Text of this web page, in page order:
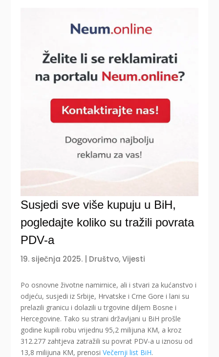
Susjedi sve više kupuju u BiH,
pogledajte koliko su tražili povrata
PDV-a
19. siječnja 2025. Društvo,Vijesti
Po osnovne životne namirnice, ali i stvari za kućanstvo i
odjeću, susjedi iz Srbije, Hrvatske i Crne Gore i lani su
prelazili granicu i dolazili u trgovine diljem Bosne i
Hercegovine. Tako su strani državljani u BiH prošle
godine kupili robu vrijednu 95,2 milijuna KM, a kroz
312.277 zahtjeva zatražili su povrat PDV-a u iznosu od
13,8 milijuna KM, prenosiVečernji list BiH.